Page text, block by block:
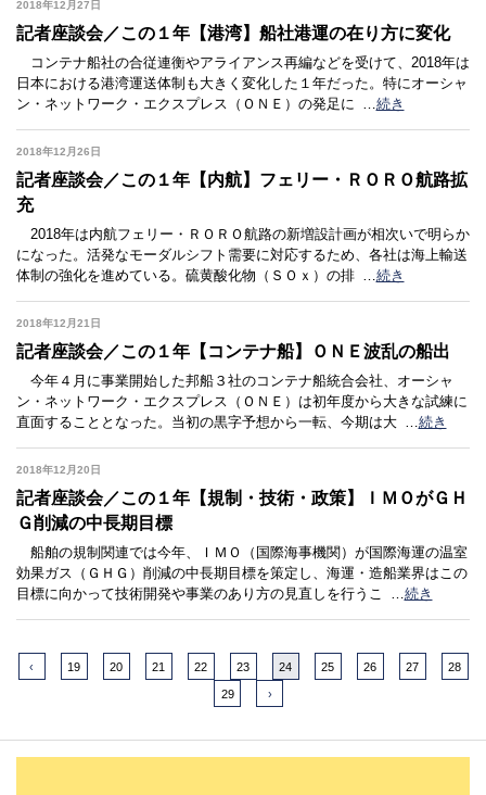
2018年12月27日
記者座談会／この１年【港湾】船社港運の在り方に変化
コンテナ船社の合従連衡やアライアンス再編などを受けて、2018年は
日本における港湾運送体制も大きく変化した１年だった。特にオーシャ
ン・ネットワーク・エクスプレス（ＯＮＥ）の発足に …続き
2018年12月26日
記者座談会／この１年【内航】フェリー・ＲＯＲＯ航路拡
充
2018年は内航フェリー・ＲＯＲＯ航路の新増設計画が相次いで明らか
になった。活発なモーダルシフト需要に対応するため、各社は海上輸送
体制の強化を進めている。硫黄酸化物（ＳＯｘ）の排 …続き
2018年12月21日
記者座談会／この１年【コンテナ船】ＯＮＥ波乱の船出
今年４月に事業開始した邦船３社のコンテナ船統合会社、オーシャ
ン・ネットワーク・エクスプレス（ＯＮＥ）は初年度から大きな試練に
直面することとなった。当初の黒字予想から一転、今期は大 …続き
2018年12月20日
記者座談会／この１年【規制・技術・政策】ＩＭＯがＧＨ
Ｇ削減の中長期目標
船舶の規制関連では今年、ＩＭＯ（国際海事機関）が国際海運の温室
効果ガス（ＧＨＧ）削減の中長期目標を策定し、海運・造船業界はこの
目標に向かって技術開発や事業のあり方の見直しを行うこ
…続き
‹ 19 20 21 22 23 24 25 26 27 28
29 ›